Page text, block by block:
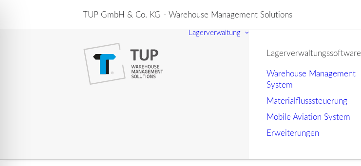
TUP GmbH & Co. KG - Warehouse Management Solutions
Lagerverwaltung
Lagerverwaltungssoftware
Warehouse Management
System
Materialflusssteuerung
Mobile Aviation System
Erweiterungen